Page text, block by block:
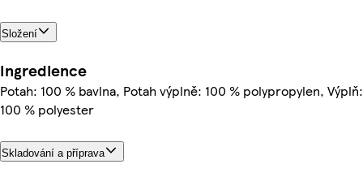
Složení
Ingredience
Potah: 100 % bavlna, Potah výplně: 100 % polypropylen, Výplň:
100 % polyester
Skladování a příprava